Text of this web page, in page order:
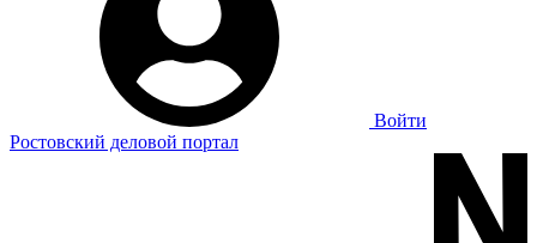
Войти
Ростовский деловой портал